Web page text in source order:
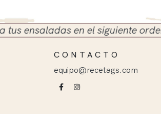
en el siguiente orden:
CONTACTO
equipo@recetags.com